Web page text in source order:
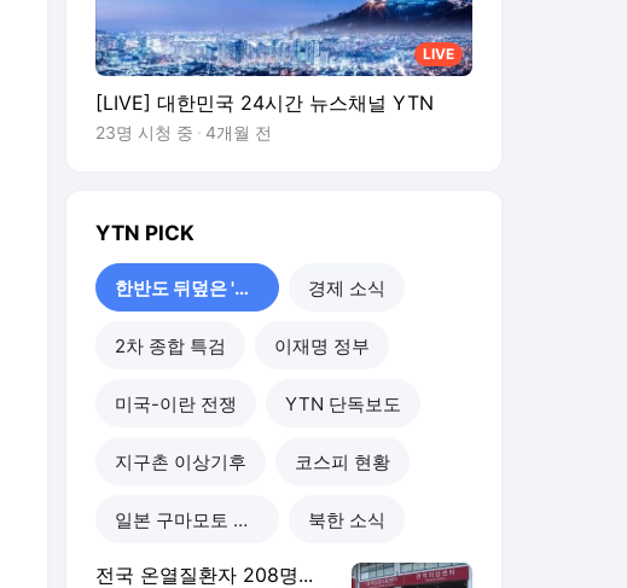
LIVE
[LIVE] 대한민국 24시간 뉴스채널 YTN
23명 시청 중 4개월 전
YTN PICK
한반도 뒤덮은 '폭염' 경제 소식
2차 종합 특검 이재명 정부
미국-이란 전쟁 YTN 단독보도
지구촌 이상기후 코스피 현황
일본 구마모토 강진 북한 소식
전국 온열질환자 208명...